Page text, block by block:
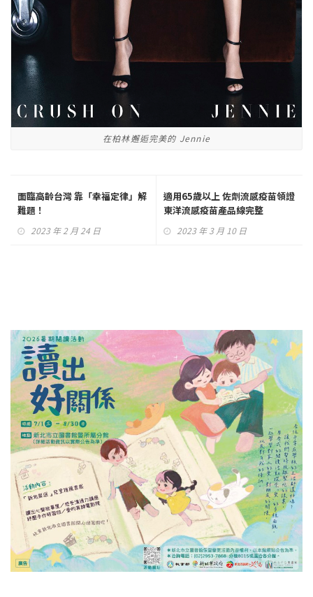
在柏林邂逅完美的 Jennie
面臨高齡台灣 靠「幸福定律」解
難題！
2023 年 2 月 24 日
適用65歲以上 佐劑流感疫苗領證
東洋流感疫苗產品線完整
2023 年 3 月 10 日